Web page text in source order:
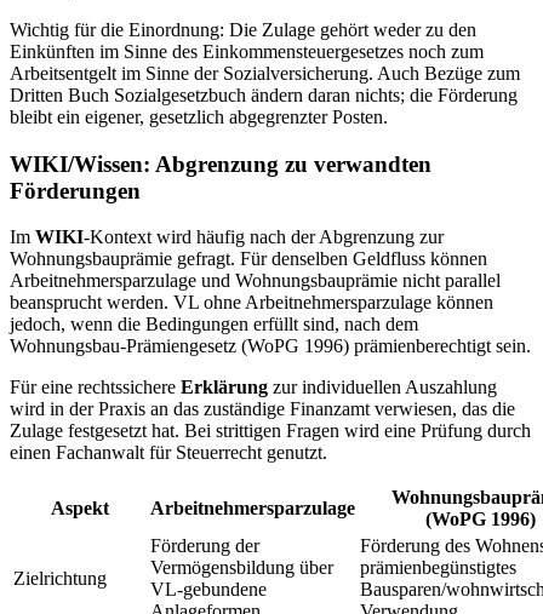
Wichtig für die Einordnung: Die Zulage gehört weder zu den
Einkünften im Sinne des Einkommensteuergesetzes noch zum
Arbeitsentgelt im Sinne der Sozialversicherung. Auch Bezüge zum
Dritten Buch Sozialgesetzbuch ändern daran nichts; die Förderung
bleibt ein eigener, gesetzlich abgegrenzter Posten.
WIKI/Wissen: Abgrenzung zu verwandten
Förderungen
Im WIKI-Kontext wird häufig nach der Abgrenzung zur
Wohnungsbauprämie gefragt. Für denselben Geldfluss können
Arbeitnehmersparzulage und Wohnungsbauprämie nicht parallel
beansprucht werden. VL ohne Arbeitnehmersparzulage können
jedoch, wenn die Bedingungen erfüllt sind, nach dem
Wohnungsbau-Prämiengesetz (WoPG 1996) prämienberechtigt sein.
Für eine rechtssichere Erklärung zur individuellen Auszahlung
wird in der Praxis an das zuständige Finanzamt verwiesen, das die
Zulage festgesetzt hat. Bei strittigen Fragen wird eine Prüfung durch
einen Fachanwalt für Steuerrecht genutzt.
Aspekt Arbeitnehmersparzulage
(WoPG 1996)
Zielrichtung
Förderung der
Vermögensbildung über
VL-gebundene
Förderung des
prämienbegünstigtes
Bausparen/